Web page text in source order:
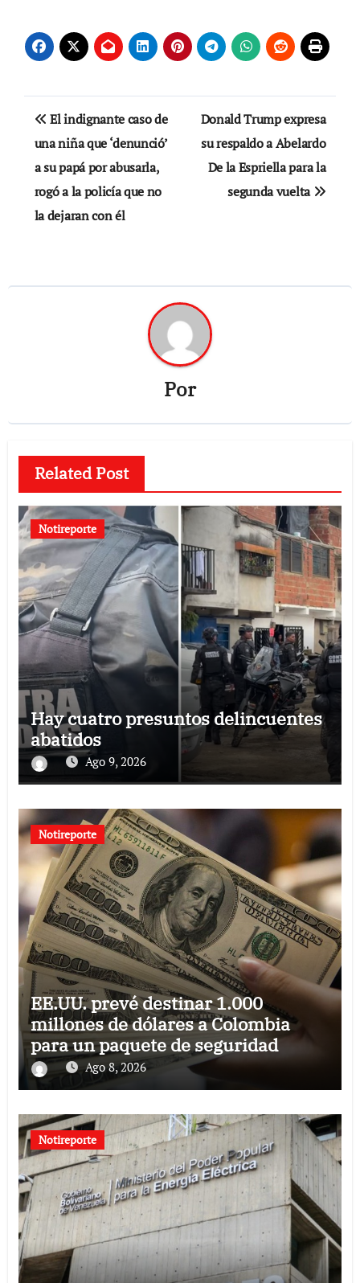
Navegación
de
entradas
El indignante caso de
una niña que ‘denunció’
a su papá por abusarla,
rogó a la policía que no
la dejaran con él
Donald Trump expresa
su respaldo a Abelardo
De la Espriella para la
segunda vuelta
Por
Related Post
Notireporte
Hay cuatro presuntos delincuentes
abatidos
Ago 9, 2026
Notireporte
EE.UU. prevé destinar 1.000
millones de dólares a Colombia
para un paquete de seguridad
Ago 8, 2026
Notireporte